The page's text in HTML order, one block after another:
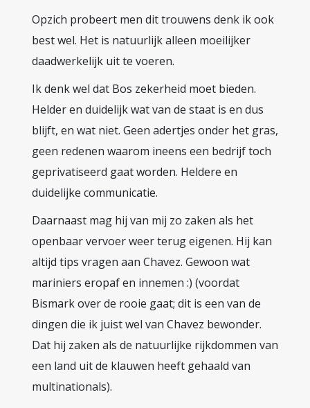
Opzich probeert men dit trouwens denk ik ook
best wel. Het is natuurlijk alleen moeilijker
daadwerkelijk uit te voeren.
Ik denk wel dat Bos zekerheid moet bieden.
Helder en duidelijk wat van de staat is en dus
blijft, en wat niet. Geen adertjes onder het gras,
geen redenen waarom ineens een bedrijf toch
geprivatiseerd gaat worden. Heldere en
duidelijke communicatie.
Daarnaast mag hij van mij zo zaken als het
openbaar vervoer weer terug eigenen. Hij kan
altijd tips vragen aan Chavez. Gewoon wat
mariniers eropaf en innemen :) (voordat
Bismark over de rooie gaat; dit is een van de
dingen die ik juist wel van Chavez bewonder.
Dat hij zaken als de natuurlijke rijkdommen van
een land uit de klauwen heeft gehaald van
multinationals).